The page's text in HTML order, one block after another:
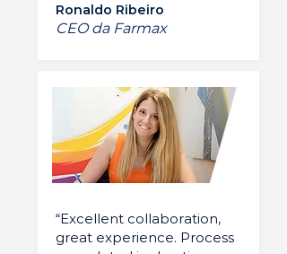
Ronaldo Ribeiro
CEO da Farmax
“Excellent collaboration,
great experience. Process